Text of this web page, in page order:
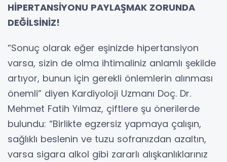
HİPERTANSİYONU PAYLAŞMAK ZORUNDA
DEĞİLSİNİZ!
“Sonuç olarak eğer eşinizde hipertansiyon
varsa, sizin de olma ihtimaliniz anlamlı şekilde
artıyor, bunun için gerekli önlemlerin alınması
önemli” diyen Kardiyoloji Uzmanı Doç. Dr.
Mehmet Fatih Yılmaz, çiftlere şu önerilerde
bulundu: “Birlikte egzersiz yapmaya çalışın,
sağlıklı beslenin ve tuzu sofranızdan azaltın,
varsa sigara alkol gibi zararlı alışkanlıklarınız